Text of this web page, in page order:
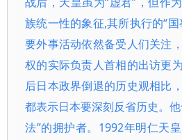
族统一性的象征,其所执行的“
要外事活动依然备受人们关注
权的实际负责人首相的出访更
后日本政界倒退的历史观相比
都表示日本要深刻反省历史。
法”的拥护者。1992年明仁天